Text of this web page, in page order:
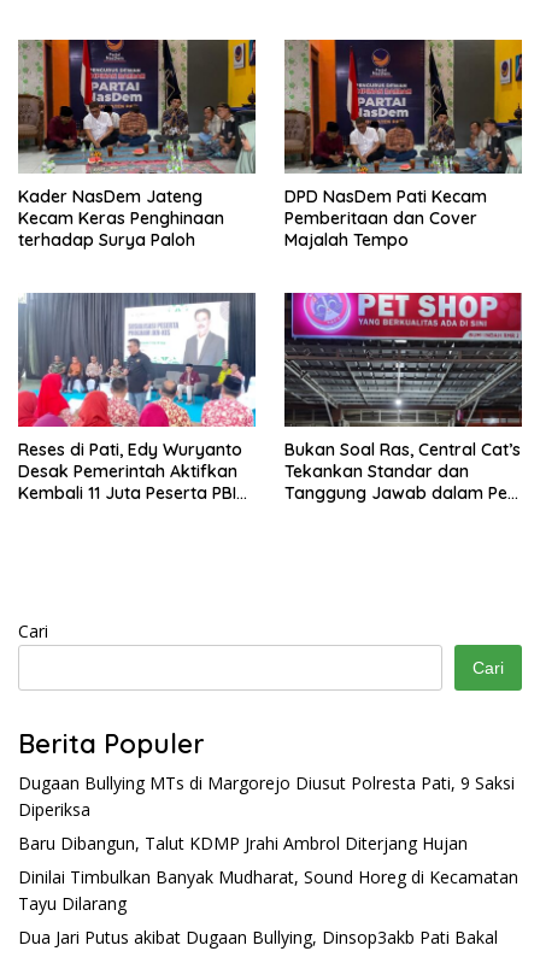
Kader NasDem Jateng
Kecam Keras Penghinaan
terhadap Surya Paloh
DPD NasDem Pati Kecam
Pemberitaan dan Cover
Majalah Tempo
Reses di Pati, Edy Wuryanto
Desak Pemerintah Aktifkan
Kembali 11 Juta Peserta PBI
Bukan Soal Ras, Central Cat’s
Tekankan Standar dan
Tanggung Jawab dalam Pet
Cari
Cari
Berita Populer
Dugaan Bullying MTs di Margorejo Diusut Polresta Pati, 9 Saksi
Diperiksa
Baru Dibangun, Talut KDMP Jrahi Ambrol Diterjang Hujan
Dinilai Timbulkan Banyak Mudharat, Sound Horeg di Kecamatan
Tayu Dilarang
Dua Jari Putus akibat Dugaan Bullying, Dinsop3akb Pati Bakal